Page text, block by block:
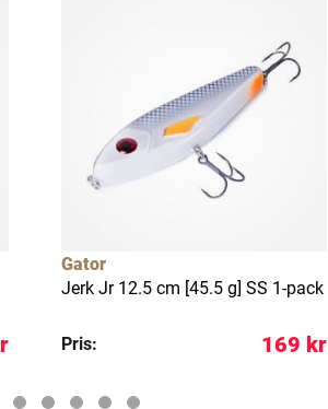
ordrar, bonuscheck varje månad
Gator
Jerk Jr 12.5 cm [45.5 g] SS 1-pack
Pris: 169 kr